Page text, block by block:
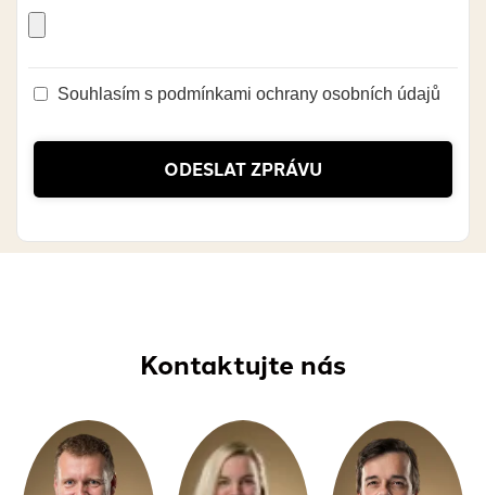
Souhlasím s podmínkami ochrany osobních údajů
ODESLAT ZPRÁVU
Kontaktujte nás